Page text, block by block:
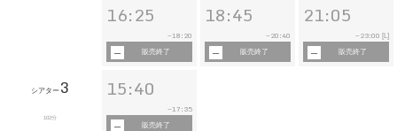
16:25
~18:20
販売終了
18:45
~ 20:40
販売終了
21:05
~ 23:00 [L]
販売終了
シアター 3
102分
15:40
~17:35
販売終了